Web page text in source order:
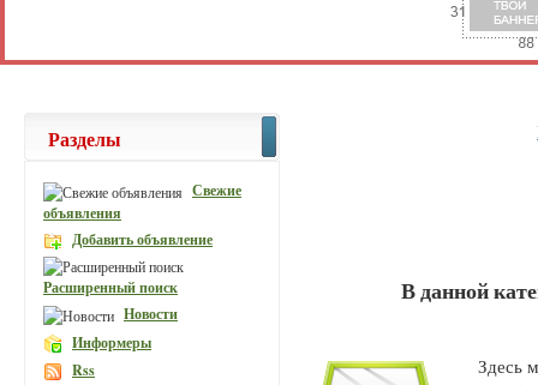
В данной
Здесь
Разделы
Свежие
объявления
Добавить объявление
Расширенный поиск
Новости
Информеры
Rss